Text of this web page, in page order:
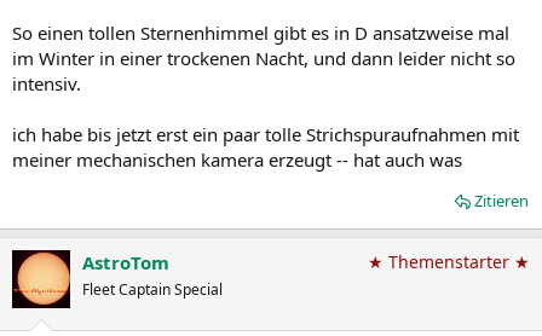
So einen tollen Sternenhimmel gibt es in D ansatzweise mal
im Winter in einer trockenen Nacht, und dann leider nicht so
intensiv.
ich habe bis jetzt erst ein paar tolle Strichspuraufnahmen mit
meiner mechanischen kamera erzeugt -- hat auch was
Zitieren
AstroTom
Fleet Captain Special
★ Themenstarter ★